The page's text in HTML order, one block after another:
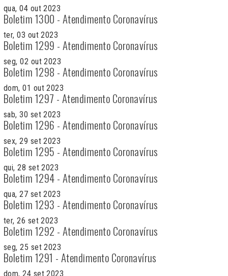
qua, 04 out 2023
Boletim 1300 - Atendimento Coronavírus
ter, 03 out 2023
Boletim 1299 - Atendimento Coronavírus
seg, 02 out 2023
Boletim 1298 - Atendimento Coronavírus
dom, 01 out 2023
Boletim 1297 - Atendimento Coronavírus
sab, 30 set 2023
Boletim 1296 - Atendimento Coronavírus
sex, 29 set 2023
Boletim 1295 - Atendimento Coronavírus
qui, 28 set 2023
Boletim 1294 - Atendimento Coronavírus
qua, 27 set 2023
Boletim 1293 - Atendimento Coronavírus
ter, 26 set 2023
Boletim 1292 - Atendimento Coronavírus
seg, 25 set 2023
Boletim 1291 - Atendimento Coronavírus
dom, 24 set 2023